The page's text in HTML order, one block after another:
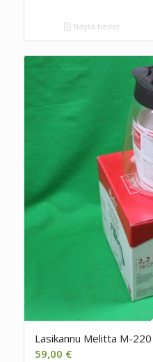
Näytä tiedot
Lasikannu Melitta M-220
59,00 €